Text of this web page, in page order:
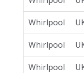
Whirlpool
Whirlpool
Whirlpool